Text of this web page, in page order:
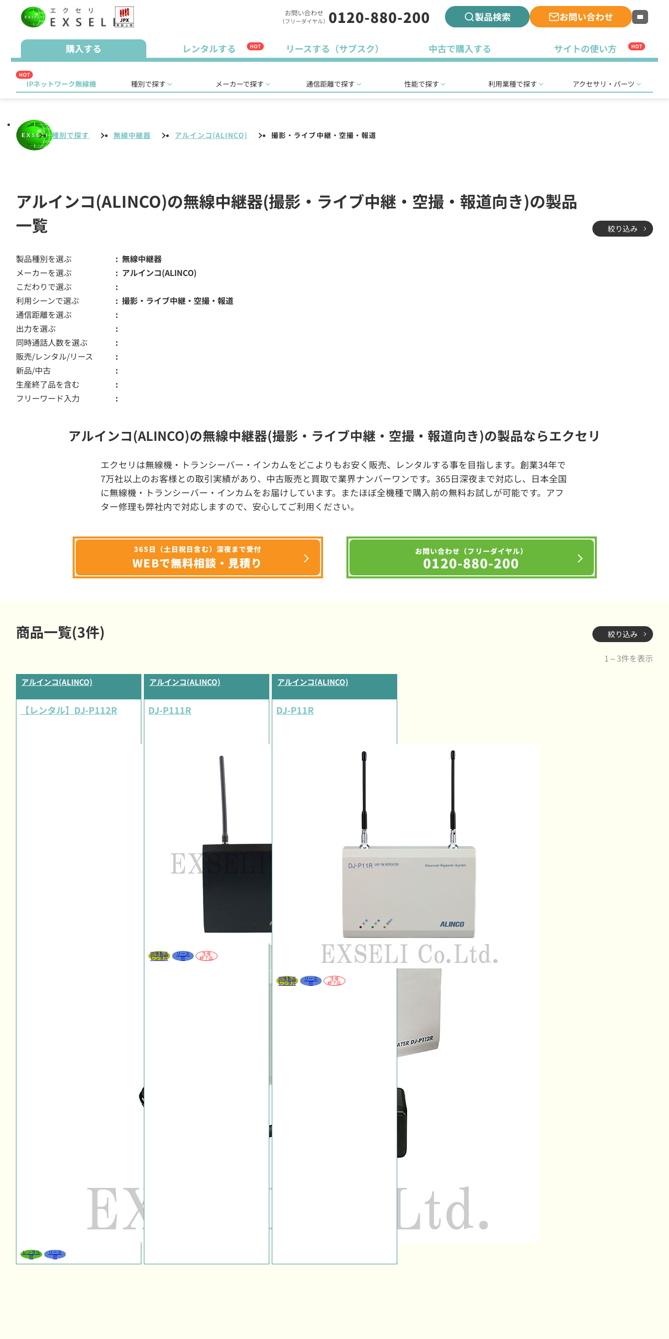
お問い合わせ
（フリーダイヤル） 0120-880-200 製品検索 お問い合わせ
購入する レンタルする HOT リースする（サブスク） 中古で購入する サイトの使い方 HOT
HOT
IPネットワーク無線機 種別で探す メーカーで探す 通信距離で探す 性能で探す 利用業種で探す アクセサリ・パーツ
種別で探す 無線中継器 アルインコ(ALINCO) 撮影・ライブ中継・空撮・報道
アルインコ(ALINCO)の無線中継器(撮影・ライブ中継・空撮・報道向き)の製品
一覧
絞り込み
製品種別を選ぶ
無線中継器
メーカーを選ぶ
アルインコ(ALINCO)
こだわりで選ぶ
利用シーンで選ぶ
撮影・ライブ中継・空撮・報道
通信距離を選ぶ
出力を選ぶ
同時通話人数を選ぶ
販売/レンタル/リース
新品/中古
生産終了品を含む
フリーワード入力
アルインコ(ALINCO)の無線中継器(撮影・ライブ中継・空撮・報道向き)の製品ならエクセリ
エクセリは無線機・トランシーバー・インカムをどこよりもお安く販売、レンタルする事を目指します。創業34年で
7万社以上のお客様との取引実績があり、中古販売と買取で業界ナンバーワンです。365日深夜まで対応し、日本全国
に無線機・トランシーバー・インカムをお届けしています。またほぼ全機種で購入前の無料お試しが可能です。アフ
ター修理も弊社内で対応しますので、安心してご利用ください。
365日（土日祝日含む）深夜まで受付
WEBで無料相談・見積り
お問い合わせ（フリーダイヤル）
0120-880-200
商品一覧(3件) 絞り込み
1～3件を表示
アルインコ(ALINCO)
【レンタル】DJ-P112R
レンタル
可
リース
可
アルインコ(ALINCO)
DJ-P111R
同等製品
レンタル
リース
可
生産
終了品
アルインコ(ALINCO)
DJ-P11R
同等製品
レンタル
リース
可
生産
終了品